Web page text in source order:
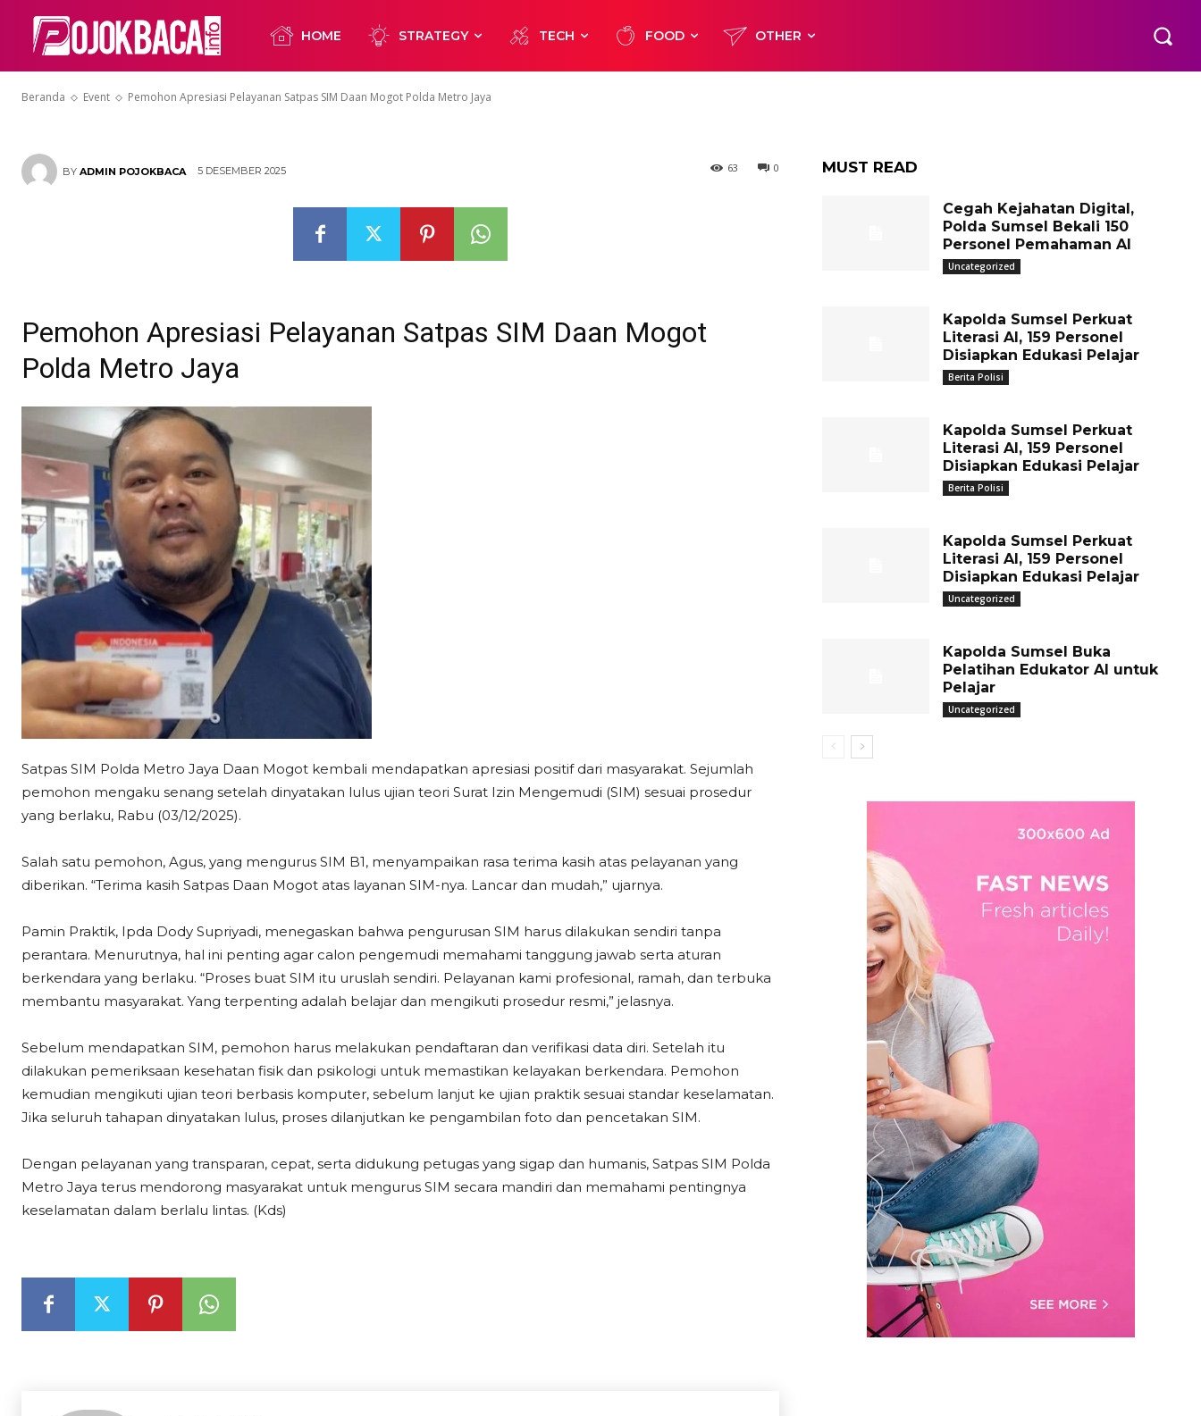
HOME STRATEGY TECH FOOD OTHER
Beranda Event Pemohon Apresiasi Pelayanan Satpas SIM Daan Mogot Polda Metro Jaya
Metro Jaya
BY ADMIN POJOKBACA 5 DESEMBER 2025 0
63
Pemohon Apresiasi Pelayanan Satpas SIM Daan Mogot
Polda Metro Jaya
Satpas SIM Polda Metro Jaya Daan Mogot kembali mendapatkan apresiasi positif dari masyarakat. Sejumlah
pemohon mengaku senang setelah dinyatakan lulus ujian teori Surat Izin Mengemudi (SIM) sesuai prosedur
yang berlaku, Rabu (03/12/2025).
Salah satu pemohon, Agus, yang mengurus SIM B1, menyampaikan rasa terima kasih atas pelayanan yang
diberikan. “Terima kasih Satpas Daan Mogot atas layanan SIM-nya. Lancar dan mudah,” ujarnya.
Pamin Praktik, Ipda Dody Supriyadi, menegaskan bahwa pengurusan SIM harus dilakukan sendiri tanpa
perantara. Menurutnya, hal ini penting agar calon pengemudi memahami tanggung jawab serta aturan
berkendara yang berlaku. “Proses buat SIM itu uruslah sendiri. Pelayanan kami profesional, ramah, dan terbuka
membantu masyarakat. Yang terpenting adalah belajar dan mengikuti prosedur resmi,” jelasnya.
Sebelum mendapatkan SIM, pemohon harus melakukan pendaftaran dan verifikasi data diri. Setelah itu
dilakukan pemeriksaan kesehatan fisik dan psikologi untuk memastikan kelayakan berkendara. Pemohon
kemudian mengikuti ujian teori berbasis komputer, sebelum lanjut ke ujian praktik sesuai standar keselamatan.
Jika seluruh tahapan dinyatakan lulus, proses dilanjutkan ke pengambilan foto dan pencetakan SIM.
Dengan pelayanan yang transparan, cepat, serta didukung petugas yang sigap dan humanis, Satpas SIM Polda
Metro Jaya terus mendorong masyarakat untuk mengurus SIM secara mandiri dan memahami pentingnya
keselamatan dalam berlalu lintas. (Kds)
MUST READ
Cegah Kejahatan Digital,
Polda Sumsel Bekali 150
Personel Pemahaman AI
Uncategorized
Kapolda Sumsel Perkuat
Literasi AI, 159 Personel
Disiapkan Edukasi Pelajar
Berita Polisi
Kapolda Sumsel Perkuat
Literasi AI, 159 Personel
Disiapkan Edukasi Pelajar
Berita Polisi
Kapolda Sumsel Perkuat
Literasi AI, 159 Personel
Disiapkan Edukasi Pelajar
Uncategorized
Kapolda Sumsel Buka
Pelatihan Edukator AI untuk
Pelajar
Uncategorized